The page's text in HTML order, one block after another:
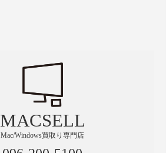
MACSELL
Mac/Windows買取り専門店